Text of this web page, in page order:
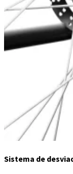
Sistema de